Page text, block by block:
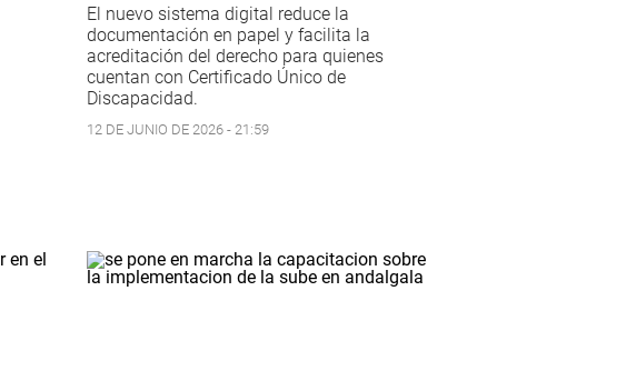
El nuevo sistema digital reduce la
documentación en papel y facilita la
acreditación del derecho para quienes
cuentan con Certificado Único de
Discapacidad.
12 DE JUNIO DE 2026 - 21:59